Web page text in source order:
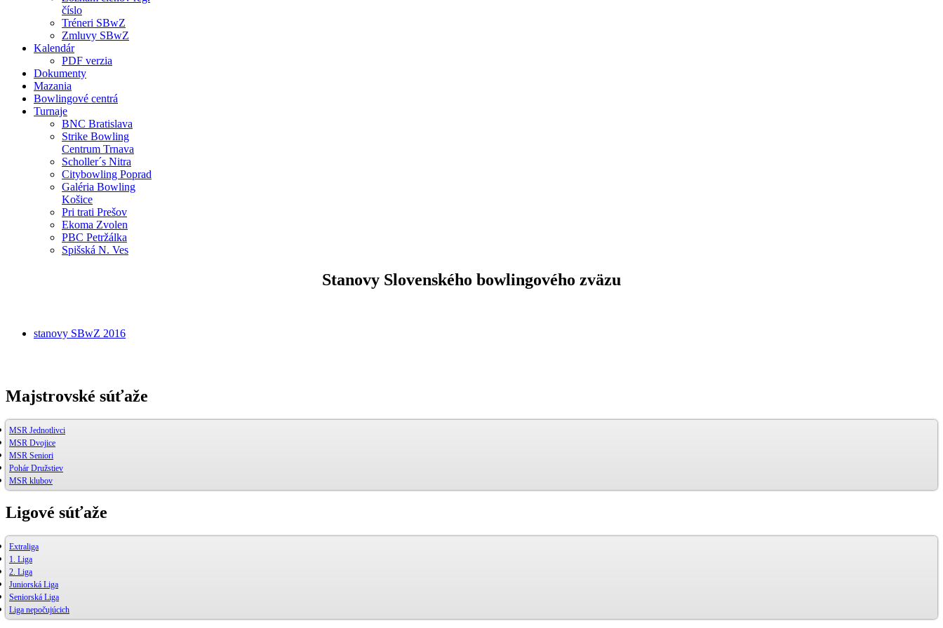
číslo
Tréneri SBwZ
Zmluvy SBwZ
Kalendár
PDF verzia
Dokumenty
Mazania
Bowlingové centrá
Turnaje
BNC Bratislava
Strike Bowling
Centrum Trnava
Scholler´s Nitra
Citybowling Poprad
Galéria Bowling
Košice
Pri trati Prešov
Ekoma Zvolen
PBC Petržálka
Spišská N. Ves
Stanovy Slovenského bowlingového zväzu
stanovy SBwZ 2016
Majstrovské súťaže
MSR Jednotlivci
MSR Dvojice
MSR Seniori
Pohár Družstiev
MSR klubov
Ligové súťaže
Extraliga
1. Liga
2. Liga
Juniorská Liga
Seniorská Liga
Liga nepočujúcich